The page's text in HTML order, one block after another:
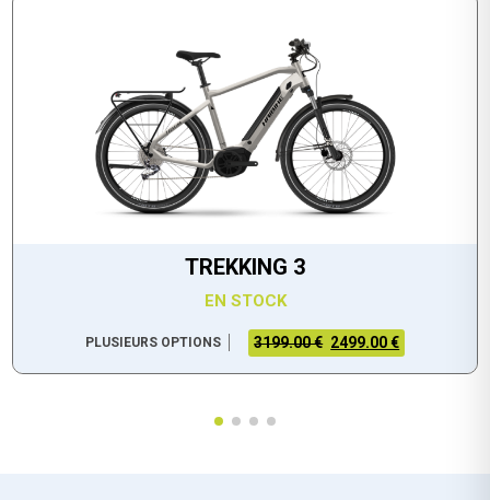
TREKKING 3
EN STOCK
PLUSIEURS OPTIONS 3199.00 € 2499.00 €